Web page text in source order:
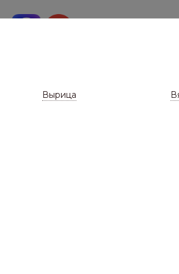
Вырица